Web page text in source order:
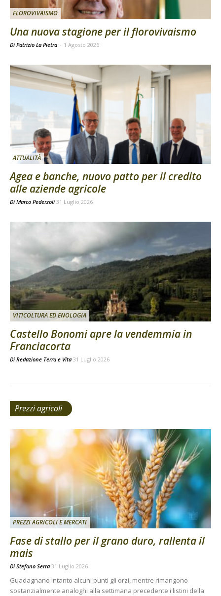
FLOROVIVAISMO
Una nuova stagione per il florovivaismo
Di Patrizio La Pietra - 1 Agosto 2026
ATTUALITÀ
Agea e banche, nuovo patto per il credito
alle aziende agricole
Di Marco Pederzoli 31 Luglio 2026
VITICOLTURA ED ENOLOGIA
Castello Bonomi apre la vendemmia in
Franciacorta
Di Redazione Terra e Vita 31 Luglio 2026
Prezzi agricoli
PREZZI AGRICOLI E MERCATI
Fase di stallo per il grano duro, rallenta il
mais
Di Stefano Serra 31 Luglio 2026
Guadagnano intanto alcuni punti gli orzi, mentre rimangono
sostanzialmente analoghi alla settimana precedente i listini della